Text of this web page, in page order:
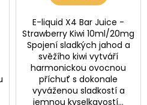
E-liquid X4 Bar Juice -
Strawberry Kiwi 10ml/20mg
Spojení sladkých jahod a
svěžího kiwi vytváří
harmonickou ovocnou
příchuť s dokonale
vyváženou sladkostí a
jemnou kyselkavostí...